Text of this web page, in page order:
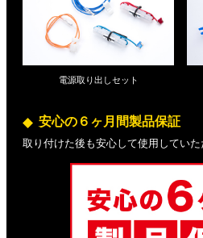
電源取り出しセット
安心の６ヶ月間製品保証
取り付けた後も安心して使用していた